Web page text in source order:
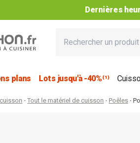
plans Lots jusqu'à -40%⁽¹⁾
Tout le matériel de cuisson Poêles